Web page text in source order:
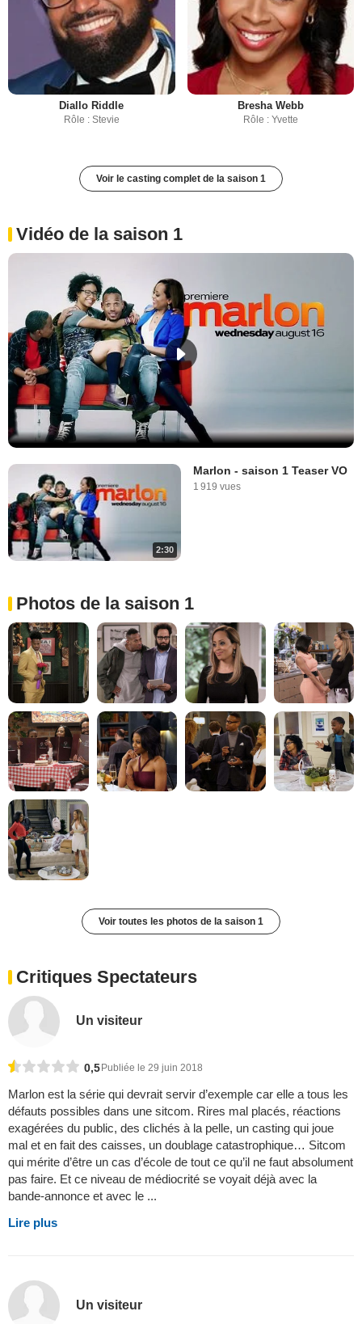
Diallo Riddle
Rôle : Stevie
Bresha Webb
Rôle : Yvette
Voir le casting complet de la saison 1
Vidéo de la saison 1
2:30
Marlon - saison 1 Teaser VO
1 919 vues
Photos de la saison 1
Voir toutes les photos de la saison 1
Critiques Spectateurs
Un visiteur
0,5 Publiée le 29 juin 2018
Marlon est la série qui devrait servir d’exemple car elle a tous les
défauts possibles dans une sitcom. Rires mal placés, réactions
exagérées du public, des clichés à la pelle, un casting qui joue
mal et en fait des caisses, un doublage catastrophique… Sitcom
qui mérite d’être un cas d’école de tout ce qu’il ne faut absolument
pas faire. Et ce niveau de médiocrité se voyait déjà avec la
bande-annonce et avec le ...
Lire plus
Un visiteur